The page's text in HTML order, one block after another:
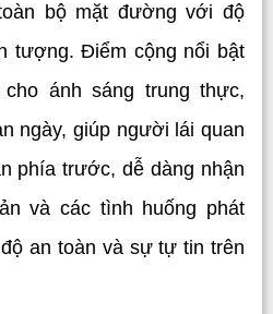
bộ mặt đường với độ
tượng. Điểm cộng nổi bật
ánh sáng trung thực,
ngày, giúp người lái quan
phía trước, dễ dàng nhận
và các tình huống phát
an toàn và sự tự tin trên